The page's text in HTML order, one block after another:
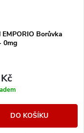
EMPORIO Borůvka
0mg
DO KOŠÍKU